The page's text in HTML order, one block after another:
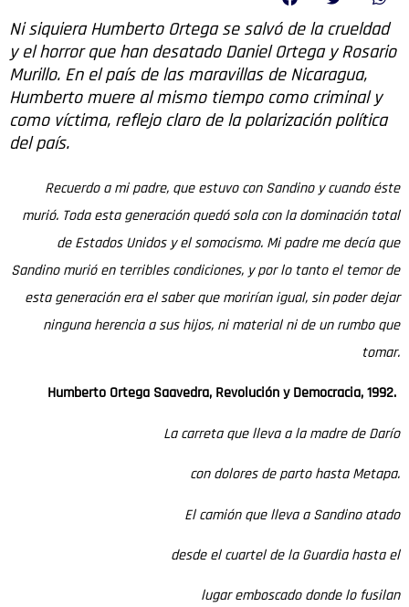
Ni siquiera Humberto Ortega se salvó de la crueldad
y el horror que han desatado Daniel Ortega y Rosario
Murillo. En el país de las maravillas de Nicaragua,
Humberto muere al mismo tiempo como criminal y
como víctima, reflejo claro de la polarización política
del país.
Recuerdo a mi padre, que estuvo con Sandino y cuando éste
murió. Toda esta generación quedó sola con la dominación total
de Estados Unidos y el somocismo. Mi padre me decía que
Sandino murió en terribles condiciones, y por lo tanto el temor de
esta generación era el saber que morirían igual, sin poder dejar
ninguna herencia a sus hijos, ni material ni de un rumbo que
tomar.
Humberto Ortega Saavedra, Revolución y Democracia, 1992.
La carreta que lleva a la madre de Darío
con dolores de parto hasta Metapa.
El camión que lleva a Sandino atado
desde el cuartel de la Guardia hasta el
lugar emboscado donde lo fusilan